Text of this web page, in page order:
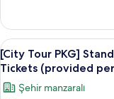
per
night)
için
tüm
Double
2
Yellow
City
[City
Tour
PKG]
Standard
8
[City Tour PKG]
Tickets (provided
Şehir manzaralı